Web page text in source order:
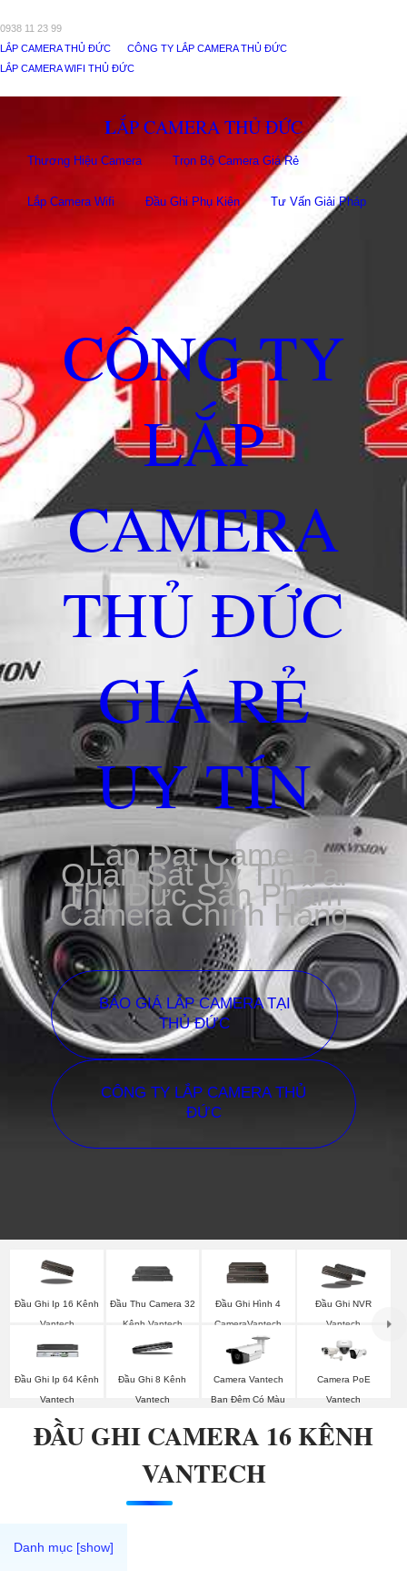
0938 11 23 99
LẮP CAMERA THỦ ĐỨC
CÔNG TY LẮP CAMERA THỦ ĐỨC
LẮP CAMERA WIFI THỦ ĐỨC
LẮP CAMERA THỦ ĐỨC
Thương Hiệu Camera Trọn Bộ Camera Giá Rẻ
Lắp Camera Wifi Đầu Ghi Phụ Kiên Tư Vấn Giải Pháp
CÔNG TY
LẮP
CAMERA
THỦ ĐỨC
GIÁ RẺ
UY TÍN
Lắp Đặt Camera
Quan Sát Uy Tín Tại
Thủ Đức Sản Phẩm
Camera Chính Hãng
BÁO GIÁ LẮP CAMERA TẠI
THỦ ĐỨC
CÔNG TY LẮP CAMERA THỦ
ĐỨC
Đầu Ghi Ip 16 Kênh
Vantech
Đầu Thu Camera 32
Kênh Vantech
Đầu Ghi Hình 4
CameraVantech
Đầu Ghi NVR
Vantech
Đầu Ghi Ip 64 Kênh
Vantech
Đầu Ghi 8 Kênh
Vantech
Camera Vantech
Ban Đêm Có Màu
Camera PoE
Vantech
ĐẦU GHI CAMERA 16 KÊNH
VANTECH